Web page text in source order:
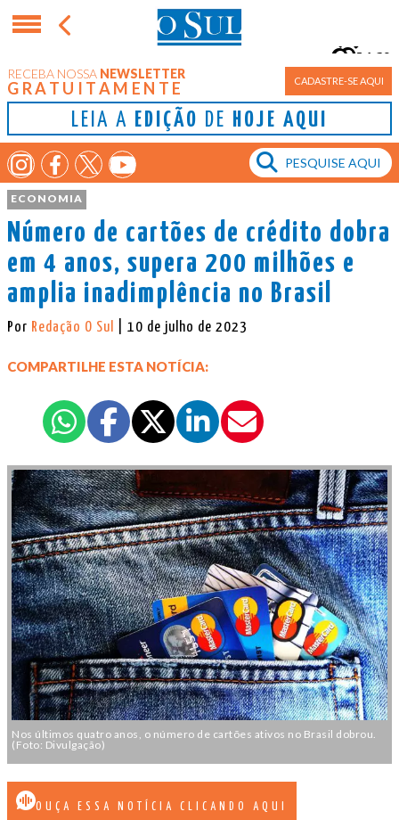
RECEBA NOSSA NEWSLETTER
GRATUITAMENTE CADASTRE-SE AQUI
LEIA A EDIÇÃO DE HOJE AQUI
Porto Alegre
16°
ECONOMIA
Número de cartões de crédito dobra
em 4 anos, supera 200 milhões e
amplia inadimplência no Brasil
Por Redação O Sul | 10 de julho de 2023
COMPARTILHE ESTA NOTÍCIA:
Nos últimos quatro anos, o número de cartões ativos no Brasil dobrou.
(Foto: Divulgação)
OUÇA ESSA NOTÍCIA CLICANDO AQUI